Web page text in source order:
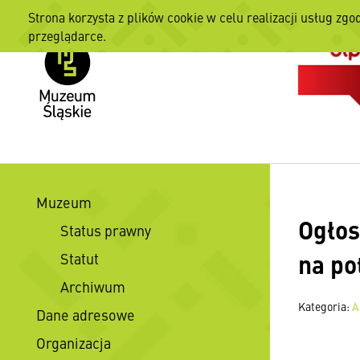
Muzeum
Status prawny
Statut
Archiwum
Dane adresowe
Organizacja
na
Kategoria:
Strona korzysta z plików cookie w celu realizacji usług
przeglądarce.